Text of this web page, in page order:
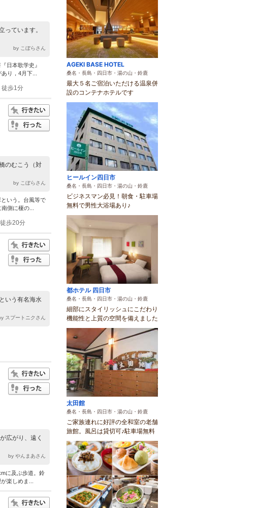
っています。
by こぼらさん
日本歌学史』
り，4月下...
歩1分
のむこう（対
by こぼらさん
いう。台風等で
側に榎の...
歩20分
いう有名海水
スプートニクさん
広がり、遠く
by やんまあさん
に及ぶ歩道。鈴
楽しめま...
AGEKI BASE HOTEL
桑名・長島・四日市・湯の山・鈴鹿
最大５名ご宿泊いただける温泉併
設のコンテナホテルです
ヒールイン四日市
桑名・長島・四日市・湯の山・鈴鹿
ビジネスマン必見！朝食・駐車場
無料で男性大浴場あり♪
都ホテル 四日市
桑名・長島・四日市・湯の山・鈴鹿
細部にスタイリッシュにこだわり
機能性と上質の空間を備えました
太田館
桑名・長島・四日市・湯の山・鈴鹿
ご家族連れに好評の全和室の老舗
旅館。風呂は貸切可♪駐車場無料